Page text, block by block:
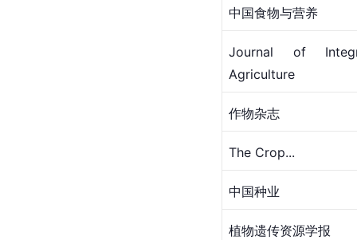
中国食物与营养
Journal of
Agriculture
作物杂志
The Crop...
中国种业
植物遗传资源学报